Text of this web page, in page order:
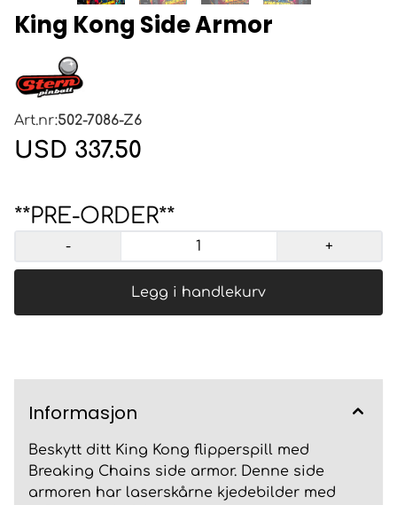
King Kong Side Armor
Art.nr:502-7086-Z6
USD 337.50
**PRE-ORDER**
- +
Legg i handlekurv
Informasjon
Beskytt ditt King Kong flipperspill med
Breaking Chains side armor. Denne side
armoren har laserskårne kjedebilder med